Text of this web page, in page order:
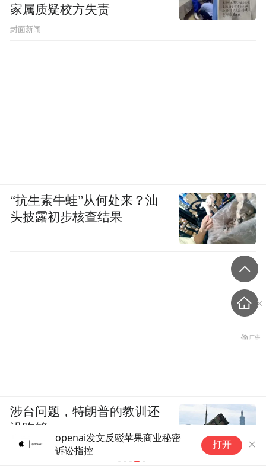
openai发文反驳苹果商业秘密
诉讼指控
打开
家属质疑校方失责
封面新闻
“抗生素牛蛙”从何处来？汕
头披露初步核查结果
涉台问题，特朗普的教训还
没吃够